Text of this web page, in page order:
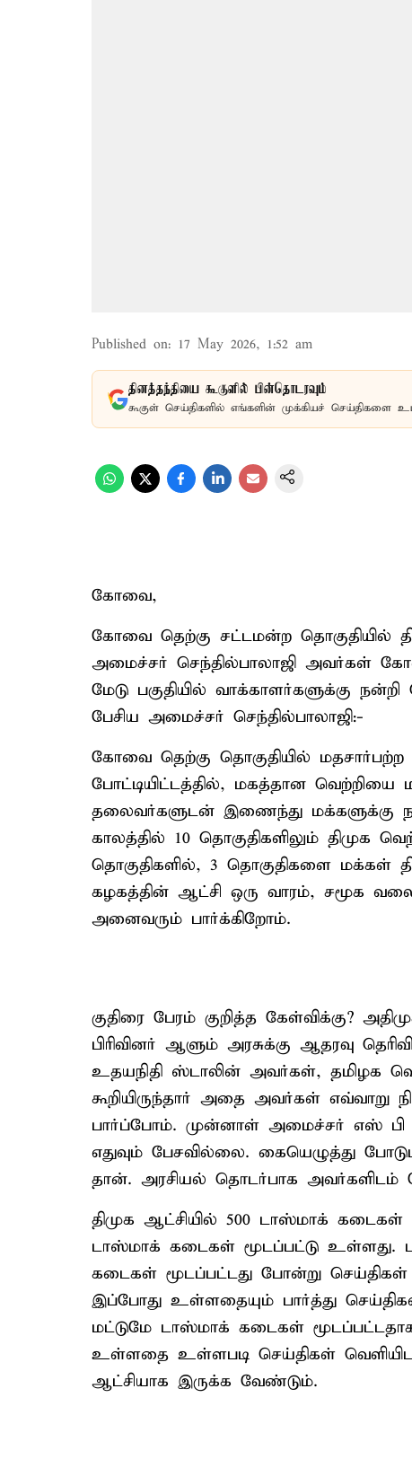
Published on: 17 May 2026, 1:52 am
தினத்தந்தியை கூகுளில் பின்தொடரவும்
கூகுள் செய்திகளில் எங்களின் முக்கியச் செய்திகளை
கோவை,
கோவை தெற்கு சட்டமன்ற தொகுதியில்
அமைச்சர் செந்தில்பாலாஜி அவர்கள்
மேடு பகுதியில் வாக்காளர்களுக்கு
பேசிய அமைச்சர் செந்தில்பாலாஜி:-
கோவை தெற்கு தொகுதியில் மதசார்பற்ற
போட்டியிட்டத்தில், மகத்தான
தலைவர்களுடன் இணைந்து மக்களுக்கு
காலத்தில் 10 தொகுதிகளிலும் திமுக
தொகுதிகளில், 3 தொகுதிகளை மக்கள்
கழகத்தின் ஆட்சி ஒரு வாரம், சமூக
அனைவரும் பார்க்கிறோம்.
குதிரை பேரம் குறித்த கேள்விக்கு?
பிரிவினர் ஆளும் அரசுக்கு ஆதரவு
உதயநிதி ஸ்டாலின் அவர்கள், தமிழக
கூறியிருந்தார் அதை அவர்கள்
பார்ப்போம். முன்னாள் அமைச்சர் எஸ் பி
எதுவும் பேசவில்லை. கையெழுத்து
தான். அரசியல் தொடர்பாக அவர்களிடம்
திமுக ஆட்சியில் 500 டாஸ்மாக் கடைகள்
டாஸ்மாக் கடைகள் மூடப்பட்டு உள்ளது.
கடைகள் மூடப்பட்டது போன்று செய்திகள்
இப்போது உள்ளதையும் பார்த்து
மட்டுமே டாஸ்மாக் கடைகள்
உள்ளதை உள்ளபடி செய்திகள்
ஆட்சியாக இருக்க வேண்டும்.